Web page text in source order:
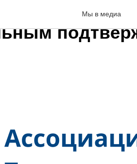
Мы в медиа
Туры на